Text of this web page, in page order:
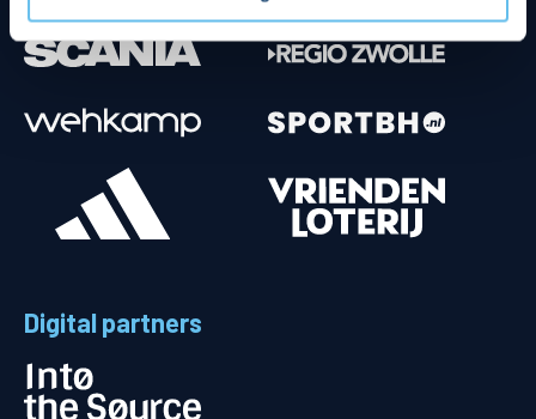
Digital partners